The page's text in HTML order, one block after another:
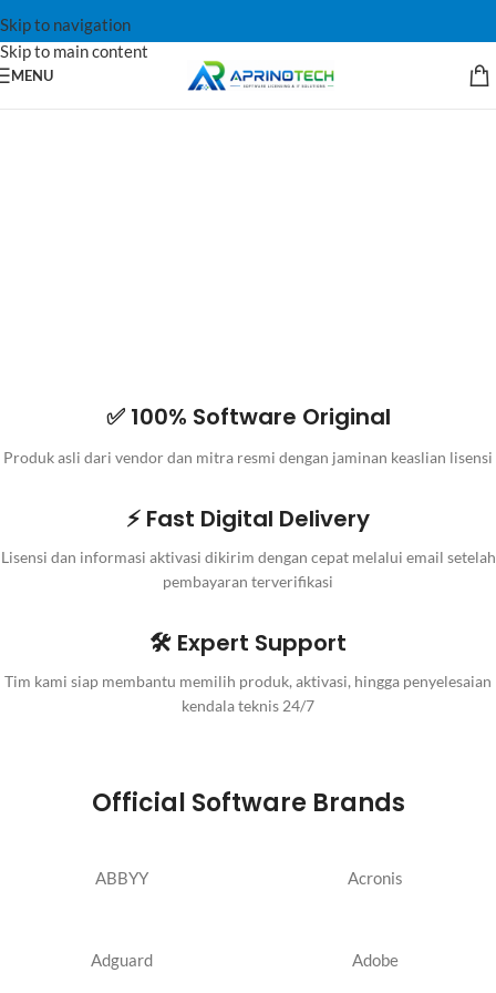
Skip to navigation
Skip to main content
MENU
✅ 100% Software Original
Produk asli dari vendor dan mitra resmi dengan jaminan keaslian lisensi
⚡ Fast Digital Delivery
Lisensi dan informasi aktivasi dikirim dengan cepat melalui email setelah
pembayaran terverifikasi
🛠️ Expert Support
Tim kami siap membantu memilih produk, aktivasi, hingga penyelesaian
kendala teknis 24/7
Official Software Brands
ABBYY Acronis
Adguard Adobe